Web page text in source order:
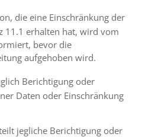
die eine Einschränkung der
11.1 erhalten hat, wird vom
bevor die
aufgehoben wird.
Berichtigung oder
Daten oder Einschränkung
jegliche Berichtigung oder